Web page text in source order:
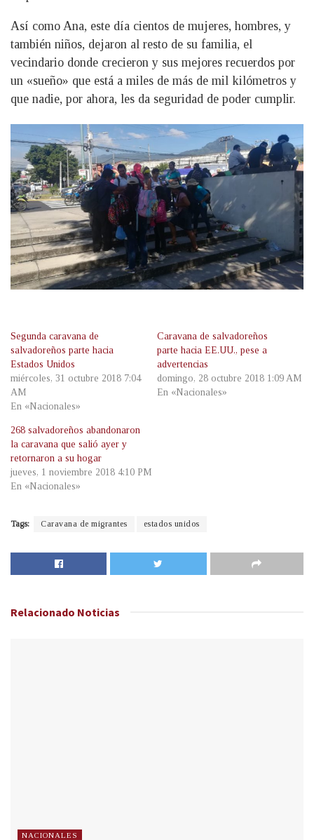
Así como Ana, este día cientos de mujeres, hombres, y
también niños, dejaron al resto de su familia, el
vecindario donde crecieron y sus mejores recuerdos por
un «sueño» que está a miles de más de mil kilómetros y
que nadie, por ahora, les da seguridad de poder cumplir.
Segunda caravana de
salvadoreños parte hacia
Estados Unidos
miércoles, 31 octubre 2018 7:04
AM
En «Nacionales»
Caravana de salvadoreños
parte hacia EE.UU., pese a
advertencias
domingo, 28 octubre 2018 1:09 AM
En «Nacionales»
268 salvadoreños abandonaron
la caravana que salió ayer y
retornaron a su hogar
jueves, 1 noviembre 2018 4:10 PM
En «Nacionales»
Tags: Caravana de migrantes estados unidos
Relacionado Noticias
NACIONALES